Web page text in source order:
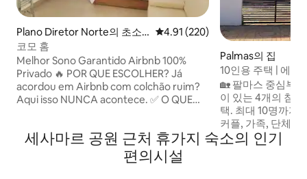
Plano Diretor Norte의 초소
형 주택
평점 4.91점(5점 만점), 후기 220
4.91 (220)
코모 홈
Melhor Sono Garantido Airbnb 100%
Privado 🔥 POR QUE ESCOLHER? Já
acordou em Airbnb com colchão ruim?
Aqui isso NUNCA acontece. ✅ O QUE
Travesseiros de 1ª + colcha fio egípcio
Cortinas blackout 100% 🍳 COZINHA
Palmas의 집
10인용 주택 | 에어
큐 그릴
🏡 팔마스 중심부
이 있는 4개의 침
택. 최대 10명까지 수
커플, 가족, 단체,
에 이상적입니다. 🛏️ 침실 4개, 침대 7개, 욕
실 2개 🚿. 📍 Havan, Assaí 슈퍼마켓, Big,
세사마르 공원 근처 휴가지 숙소의 인기
편의시설